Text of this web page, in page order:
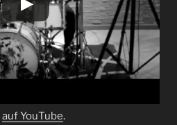
auf YouTube.